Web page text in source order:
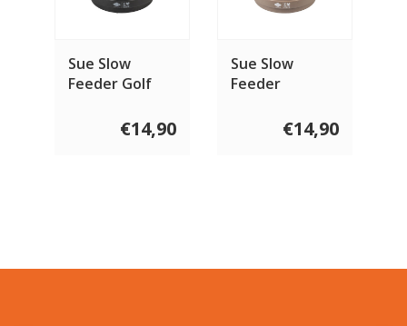
Sue Slow
Feeder Golf
€14,90
Sue Slow
Feeder
€14,90